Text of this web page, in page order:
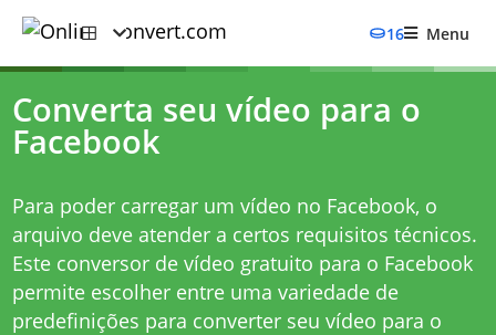
16 Menu
Converta seu vídeo para o
Facebook
Para poder carregar um vídeo no Facebook, o
arquivo deve atender a certos requisitos técnicos.
Este conversor de vídeo gratuito para o Facebook
permite escolher entre uma variedade de
predefinições para converter seu vídeo para o